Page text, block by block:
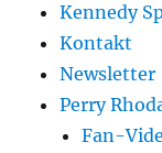
Kennedy
Kontakt
Newsletter
Perry
Fan-